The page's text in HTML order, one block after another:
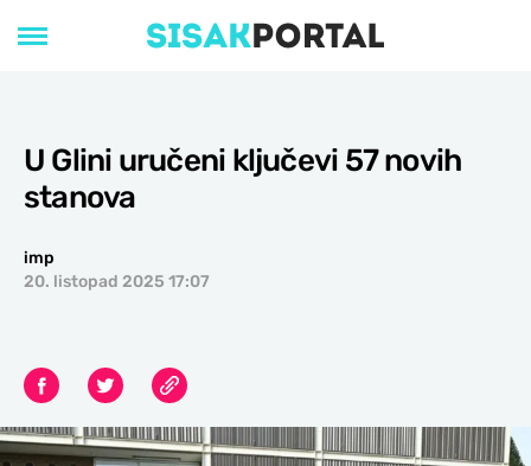
U Glini uručeni ključevi 57 novih
stanova
imp
20. listopad 2025 17:07